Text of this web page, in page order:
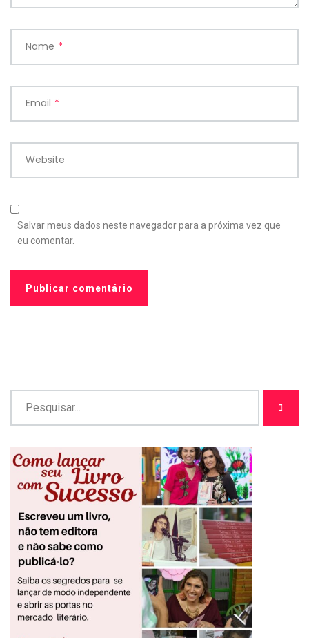
Name *
Email *
Website
Salvar meus dados neste navegador para a próxima vez que
eu comentar.